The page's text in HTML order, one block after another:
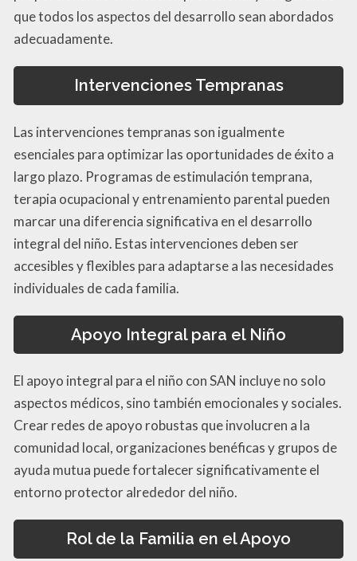
que todos los aspectos del desarrollo sean abordados
adecuadamente.
Intervenciones Tempranas
Las intervenciones tempranas son igualmente
esenciales para optimizar las oportunidades de éxito a
largo plazo. Programas de estimulación temprana,
terapia ocupacional y entrenamiento parental pueden
marcar una diferencia significativa en el desarrollo
integral del niño. Estas intervenciones deben ser
accesibles y flexibles para adaptarse a las necesidades
individuales de cada familia.
Apoyo Integral para el Niño
El apoyo integral para el niño con SAN incluye no solo
aspectos médicos, sino también emocionales y sociales.
Crear redes de apoyo robustas que involucren a la
comunidad local, organizaciones benéficas y grupos de
ayuda mutua puede fortalecer significativamente el
entorno protector alrededor del niño.
Rol de la Familia en el Apoyo